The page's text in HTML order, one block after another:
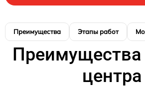
Преимущества Этапы работ
Преимущества
центра